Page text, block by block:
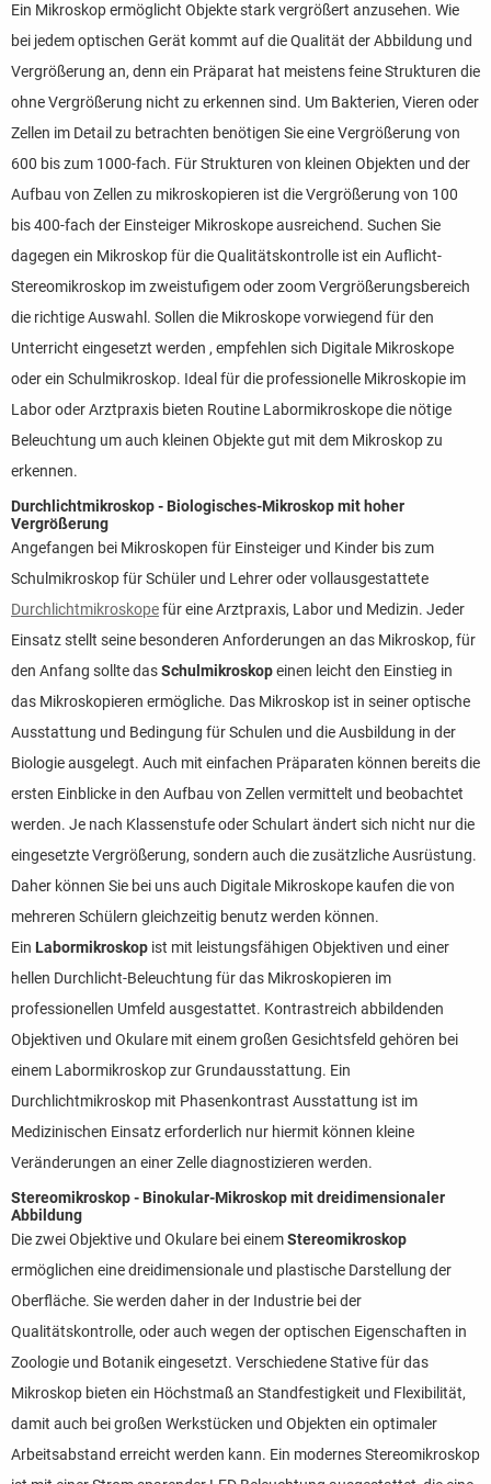
Ein Mikroskop ermöglicht Objekte stark vergrößert anzusehen. Wie
bei jedem optischen Gerät kommt auf die Qualität der Abbildung und
Vergrößerung an, denn ein Präparat hat meistens feine Strukturen die
ohne Vergrößerung nicht zu erkennen sind. Um Bakterien, Vieren oder
Zellen im Detail zu betrachten benötigen Sie eine Vergrößerung von
600 bis zum 1000-fach. Für Strukturen von kleinen Objekten und der
Aufbau von Zellen zu mikroskopieren ist die Vergrößerung von 100
bis 400-fach der Einsteiger Mikroskope ausreichend. Suchen Sie
dagegen ein Mikroskop für die Qualitätskontrolle ist ein Auflicht-
Stereomikroskop im zweistufigem oder zoom Vergrößerungsbereich
die richtige Auswahl. Sollen die Mikroskope vorwiegend für den
Unterricht eingesetzt werden , empfehlen sich Digitale Mikroskope
oder ein Schulmikroskop. Ideal für die professionelle Mikroskopie im
Labor oder Arztpraxis bieten Routine Labormikroskope die nötige
Beleuchtung um auch kleinen Objekte gut mit dem Mikroskop zu
erkennen.
Durchlichtmikroskop - Biologisches-Mikroskop mit hoher
Vergrößerung
Angefangen bei Mikroskopen für Einsteiger und Kinder bis zum
Schulmikroskop für Schüler und Lehrer oder vollausgestattete
Durchlichtmikroskopefür eine Arztpraxis, Labor und Medizin. Jeder
Einsatz stellt seine besonderen Anforderungen an das Mikroskop, für
den Anfang sollte dasSchulmikroskopeinen leicht den Einstieg in
das Mikroskopieren ermögliche. Das Mikroskop ist in seiner optische
Ausstattung und Bedingung für Schulen und die Ausbildung in der
Biologie ausgelegt. Auch mit einfachen Präparaten können bereits die
ersten Einblicke in den Aufbau von Zellen vermittelt und beobachtet
werden. Je nach Klassenstufe oder Schulart ändert sich nicht nur die
eingesetzte Vergrößerung, sondern auch die zusätzliche Ausrüstung.
Daher können Sie bei uns auch Digitale Mikroskope kaufen die von
mehreren Schülern gleichzeitig benutz werden können.
Ein Labormikroskop ist mit leistungsfähigen Objektiven und einer
hellen Durchlicht-Beleuchtung für das Mikroskopieren im
professionellen Umfeld ausgestattet. Kontrastreich abbildenden
Objektiven und Okulare mit einem großen Gesichtsfeld gehören bei
einem Labormikroskop zur Grundausstattung. Ein
Durchlichtmikroskop mit Phasenkontrast Ausstattung ist im
Medizinischen Einsatz erforderlich nur hiermit können kleine
Veränderungen an einer Zelle diagnostizieren werden.
Stereomikroskop - Binokular-Mikroskop mit dreidimensionaler
Abbildung
Die zwei Objektive und Okulare bei einemStereomikroskop
ermöglichen eine dreidimensionale und plastische Darstellung der
Oberfläche. Sie werden daher in der Industrie bei der
Qualitätskontrolle, oder auch wegen der optischen Eigenschaften in
Zoologie und Botanik eingesetzt. Verschiedene Stative für das
Mikroskop bieten ein Höchstmaß an Standfestigkeit und Flexibilität,
damit auch bei großen Werkstücken und Objekten ein optimaler
Arbeitsabstand erreicht werden kann. Ein modernes Stereomikroskop